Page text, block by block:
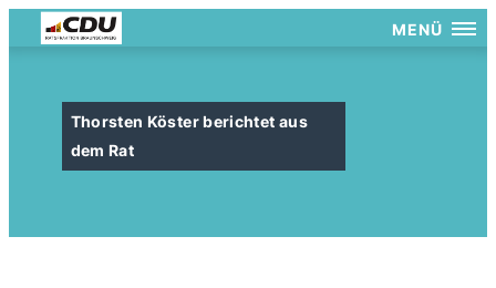
MENÜ
Thorsten Köster berichtet aus
dem Rat